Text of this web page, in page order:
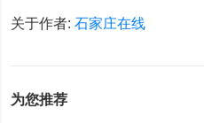
关于作者:石家庄在线
为您推荐